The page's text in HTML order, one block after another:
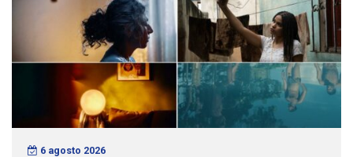
6 agosto 2026